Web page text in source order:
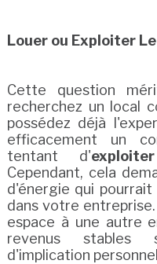
Louer ou Exploiter
Cette question
recherchez un local
possédez déjà
efficacement un
tentant d'
Cependant, cela
d'énergie qui
dans votre
espace à une autre
revenus stables
d'implication